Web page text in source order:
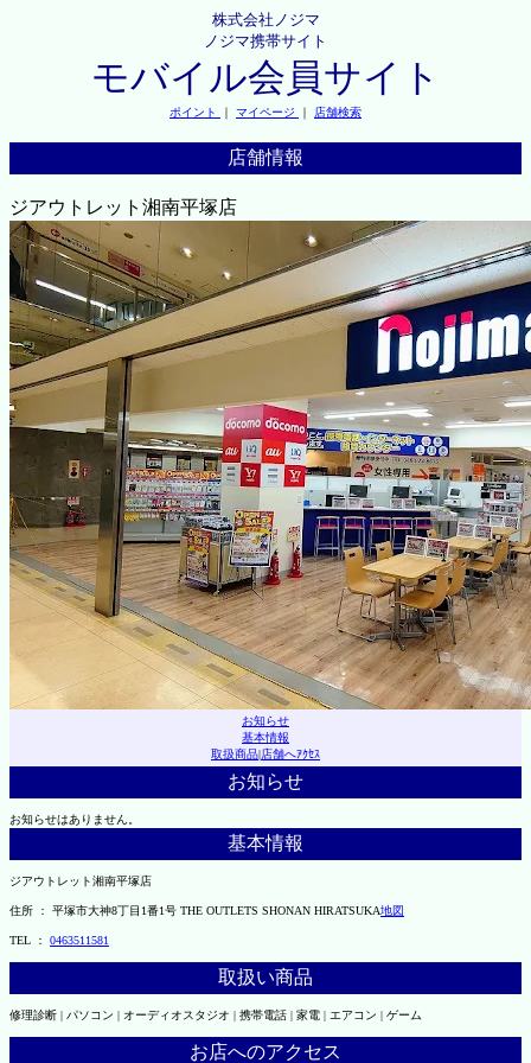
株式会社ノジマ
ノジマ携帯サイト
モバイル会員サイト
ポイント ｜ マイページ ｜ 店舗検索
店舗情報
ジアウトレット湘南平塚店
お知らせ
基本情報
取扱商品|店舗へｱｸｾｽ
お知らせ
お知らせはありません。
基本情報
ジアウトレット湘南平塚店
住所 ： 平塚市大神8丁目1番1号 THE OUTLETS SHONAN HIRATSUKA地図
TEL ： 0463511581
取扱い商品
修理診断 | パソコン | オーディオスタジオ | 携帯電話 | 家電 | エアコン | ゲーム
お店へのアクセス